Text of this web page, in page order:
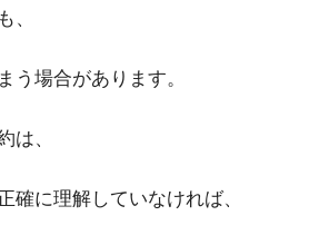
、
う場合があります。
は、
確に理解していなければ、